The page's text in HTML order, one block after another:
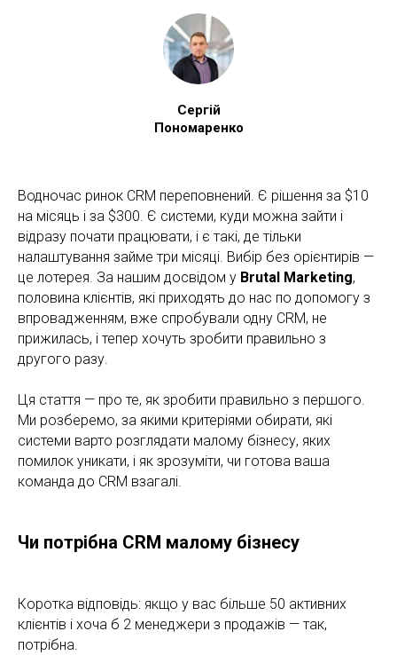
Сергій
Пономаренко
Водночас ринок CRM переповнений. Є рішення за $10
на місяць і за $300. Є системи, куди можна зайти і
відразу почати працювати, і є такі, де тільки
налаштування займе три місяці. Вибір без орієнтирів —
це лотерея. За нашим досвідом у Brutal Marketing,
половина клієнтів, які приходять до нас по допомогу з
впровадженням, вже спробували одну CRM, не
прижилась, і тепер хочуть зробити правильно з
другого разу.
Ця стаття — про те, як зробити правильно з першого.
Ми розберемо, за якими критеріями обирати, які
системи варто розглядати малому бізнесу, яких
помилок уникати, і як зрозуміти, чи готова ваша
команда до CRM взагалі.
Чи потрібна CRM малому бізнесу
Коротка відповідь: якщо у вас більше 50 активних
клієнтів і хоча б 2 менеджери з продажів — так,
потрібна.